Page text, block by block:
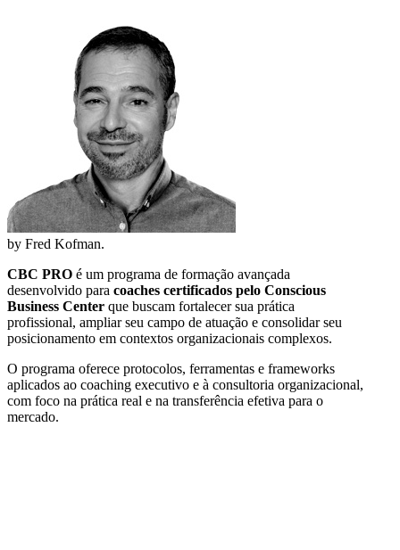
by Fred Kofman.
CBC PRO é um programa de formação avançada
desenvolvido para coaches certificados pelo Conscious
Business Center que buscam fortalecer sua prática
profissional, ampliar seu campo de atuação e consolidar seu
posicionamento em contextos organizacionais complexos.
O programa oferece protocolos, ferramentas e frameworks
aplicados ao coaching executivo e à consultoria organizacional,
com foco na prática real e na transferência efetiva para o
mercado.